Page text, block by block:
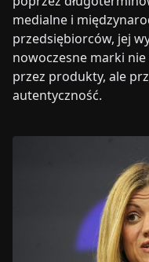
medialne i
przedsiębiorców, jej
nowoczesne marki nie
przez produkty, ale
autentyczność.